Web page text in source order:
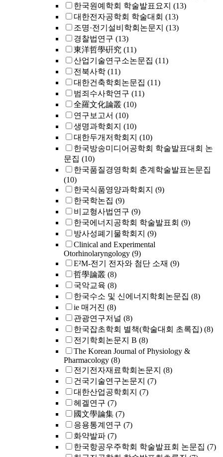
한국원예학회 학술발표요지 (13)
대한전자공학회 학술대회 (13)
조명·전기설비학회논문지 (13)
경찰법연구 (13)
東洋哲學硏究 (11)
산업기술연구소논문집 (11)
전북사학 (11)
대한건축학회논문집 (11)
범죄수사학연구 (11)
全羅文化論叢 (10)
연구보고서 (10)
생명과학회지 (10)
대한두개저학회지 (10)
한국방송미디어공학회 학술발표대회 논
문집 (10)
한국품질경영학회 춘계학술발표논문집
(10)
한국식품영양과학회지 (9)
한국학논집 (9)
비교형사법연구 (9)
한국에너지공학회 학술발표회 (9)
방사성폐기물학회지 (9)
Clinical and Experimental
Otorhinolaryngology (9)
E²M-전기 전자와 첨단 소재 (9)
哲學論叢 (8)
국악교육 (8)
한국수소 및 신에너지학회논문집 (8)
ie 매거진 (8)
관광연구저널 (8)
한국잡초학회 별책(학술대회 초록집) (8)
전기학회논문지 B (8)
The Korean Journal of Physiology &
Pharmacology (8)
전기전자재료학회논문지 (8)
건국기술연구논문지 (7)
대한산업공학회지 (7)
헤겔연구 (7)
國文學論集 (7)
응용통계연구 (7)
화약발파 (7)
한국항공우주학회 학술발표회 논문집 (7)